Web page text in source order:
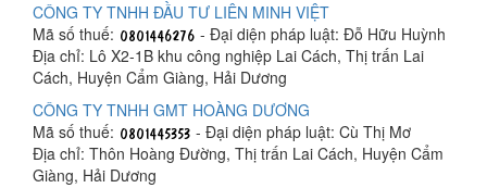
CÔNG TY TNHH ĐẦU TƯ LIÊN MINH VIỆT
Mã số thuế:
- Đại diện pháp luật: Đỗ Hữu Huỳnh
Địa chỉ: Lô X2-1B khu công nghiệp Lai Cách, Thị trấn Lai
Cách, Huyện Cẩm Giàng, Hải Dương
CÔNG TY TNHH GMT HOÀNG DƯƠNG
Mã số thuế:
- Đại diện pháp luật: Cù Thị Mơ
Địa chỉ: Thôn Hoàng Đường, Thị trấn Lai Cách, Huyện Cẩm
Giàng, Hải Dương